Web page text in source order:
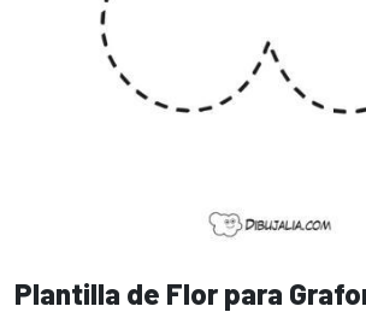
Plantilla de Flor para